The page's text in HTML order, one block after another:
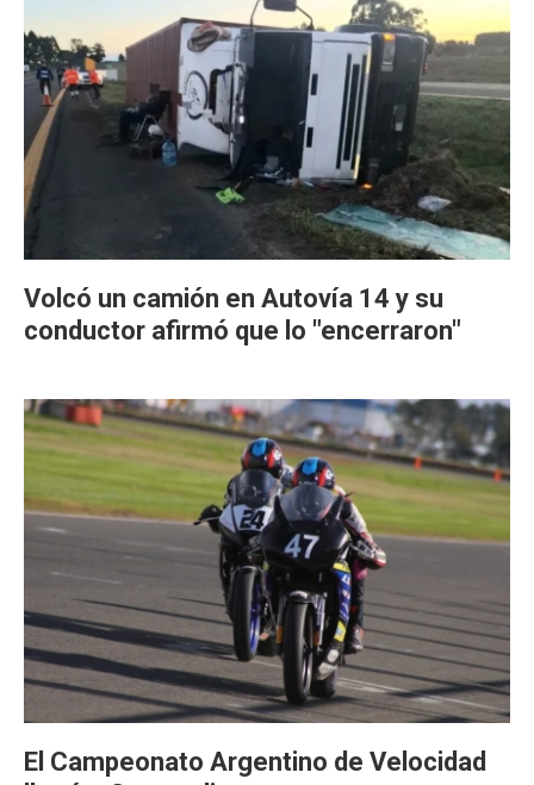
Volcó un camión en Autovía 14 y su
conductor afirmó que lo "encerraron"
El Campeonato Argentino de Velocidad